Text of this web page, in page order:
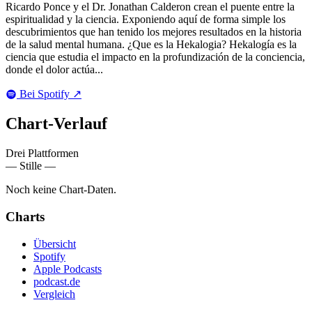
Ricardo Ponce y el Dr. Jonathan Calderon crean el puente entre la
espiritualidad y la ciencia. Exponiendo aquí de forma simple los
descubrimientos que han tenido los mejores resultados en la historia
de la salud mental humana. ¿Que es la Hekalogia? Hekalogía es la
ciencia que estudia el impacto en la profundización de la conciencia,
donde el dolor actúa...
Bei Spotify ↗
Chart-Verlauf
Drei Plattformen
— Stille —
Noch keine Chart-Daten.
Charts
Übersicht
Spotify
Apple Podcasts
podcast.de
Vergleich